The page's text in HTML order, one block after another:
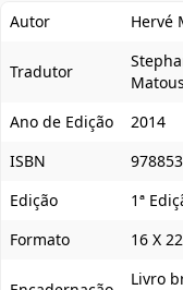
Autor Hervé
Tradutor
Ano de Edição
2014
ISBN
Edição
1ª
Formato
16 X
Livro